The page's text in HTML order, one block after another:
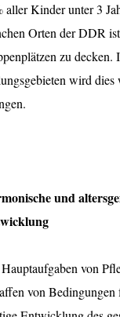
aller Kinder unter 3
Orten der DDR
zu decken.
wird dies
und
von
von